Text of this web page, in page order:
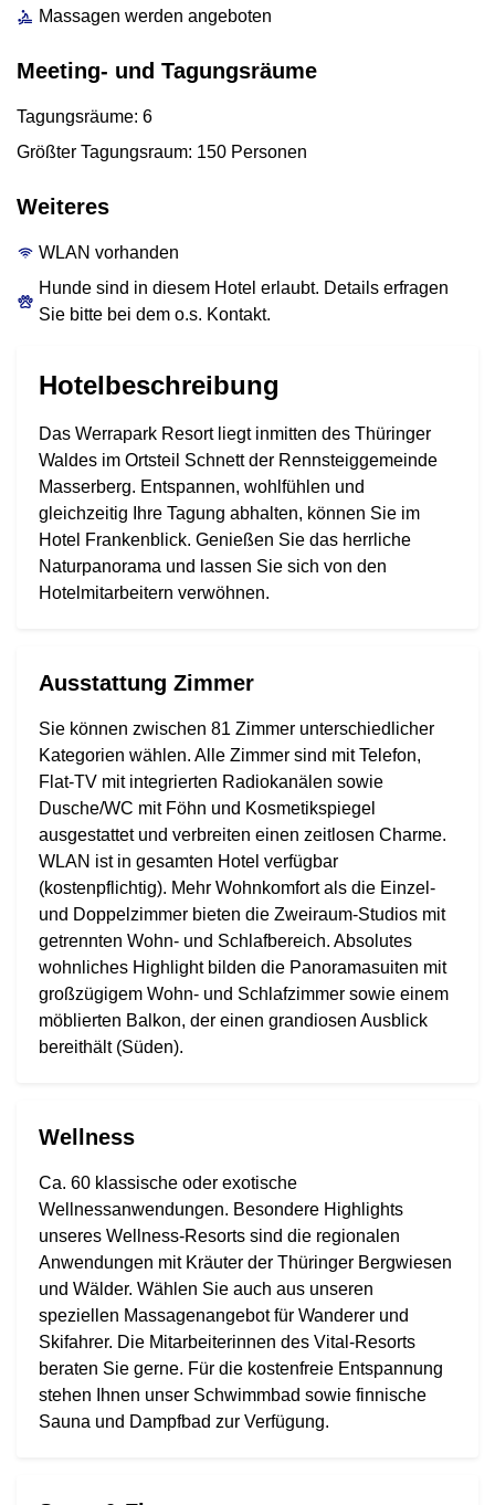
Massagen werden angeboten
Meeting- und Tagungsräume
Tagungsräume: 6
Größter Tagungsraum: 150 Personen
Weiteres
WLAN vorhanden
Hunde sind in diesem Hotel erlaubt. Details erfragen
Sie bitte bei dem o.s. Kontakt.
Hotelbeschreibung
Das Werrapark Resort liegt inmitten des Thüringer
Waldes im Ortsteil Schnett der Rennsteiggemeinde
Masserberg. Entspannen, wohlfühlen und
gleichzeitig Ihre Tagung abhalten, können Sie im
Hotel Frankenblick. Genießen Sie das herrliche
Naturpanorama und lassen Sie sich von den
Hotelmitarbeitern verwöhnen.
Ausstattung Zimmer
Sie können zwischen 81 Zimmer unterschiedlicher
Kategorien wählen. Alle Zimmer sind mit Telefon,
Flat-TV mit integrierten Radiokanälen sowie
Dusche/WC mit Föhn und Kosmetikspiegel
ausgestattet und verbreiten einen zeitlosen Charme.
WLAN ist in gesamten Hotel verfügbar
(kostenpflichtig). Mehr Wohnkomfort als die Einzel-
und Doppelzimmer bieten die Zweiraum-Studios mit
getrennten Wohn- und Schlafbereich. Absolutes
wohnliches Highlight bilden die Panoramasuiten mit
großzügigem Wohn- und Schlafzimmer sowie einem
möblierten Balkon, der einen grandiosen Ausblick
bereithält (Süden).
Wellness
Ca. 60 klassische oder exotische
Wellnessanwendungen. Besondere Highlights
unseres Wellness-Resorts sind die regionalen
Anwendungen mit Kräuter der Thüringer Bergwiesen
und Wälder. Wählen Sie auch aus unseren
speziellen Massagenangebot für Wanderer und
Skifahrer. Die Mitarbeiterinnen des Vital-Resorts
beraten Sie gerne. Für die kostenfreie Entspannung
stehen Ihnen unser Schwimmbad sowie finnische
Sauna und Dampfbad zur Verfügung.